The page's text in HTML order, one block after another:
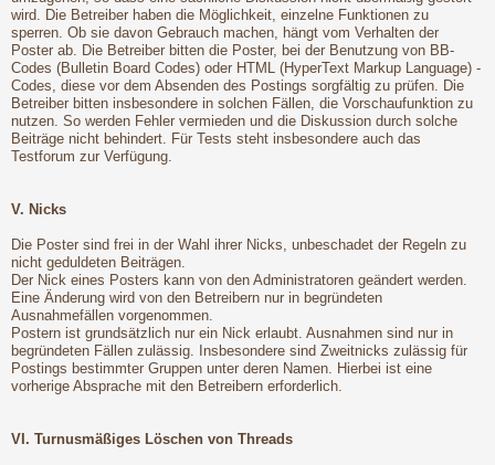
wird. Die Betreiber haben die Möglichkeit, einzelne Funktionen zu
sperren. Ob sie davon Gebrauch machen, hängt vom Verhalten der
Poster ab. Die Betreiber bitten die Poster, bei der Benutzung von BB-
Codes (Bulletin Board Codes) oder HTML (HyperText Markup Language) -
Codes, diese vor dem Absenden des Postings sorgfältig zu prüfen. Die
Betreiber bitten insbesondere in solchen Fällen, die Vorschaufunktion zu
nutzen. So werden Fehler vermieden und die Diskussion durch solche
Beiträge nicht behindert. Für Tests steht insbesondere auch das
Testforum zur Verfügung.
V. Nicks
Die Poster sind frei in der Wahl ihrer Nicks, unbeschadet der Regeln zu
nicht geduldeten Beiträgen.
Der Nick eines Posters kann von den Administratoren geändert werden.
Eine Änderung wird von den Betreibern nur in begründeten
Ausnahmefällen vorgenommen.
Postern ist grundsätzlich nur ein Nick erlaubt. Ausnahmen sind nur in
begründeten Fällen zulässig. Insbesondere sind Zweitnicks zulässig für
Postings bestimmter Gruppen unter deren Namen. Hierbei ist eine
vorherige Absprache mit den Betreibern erforderlich.
VI. Turnusmäßiges Löschen von Threads